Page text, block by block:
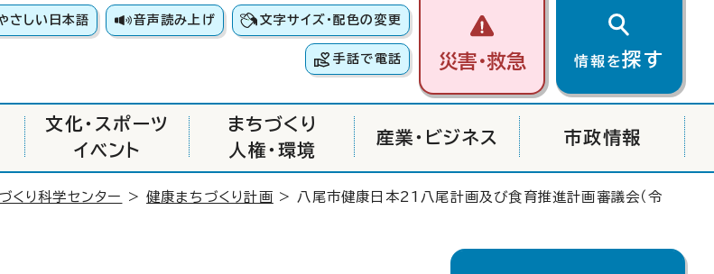
さしい日本語 音声読み上げ 文字サイズ・配色の変更
手話で電話 災害・救急 情報を探す
文化・スポーツ
イベント
まちづくり
人権・環境
産業・ビジネス 市政情報
くり科学センター >健康まちづくり計画 > 八尾市健康日本21八尾計画及び食育推進計画審議会（令